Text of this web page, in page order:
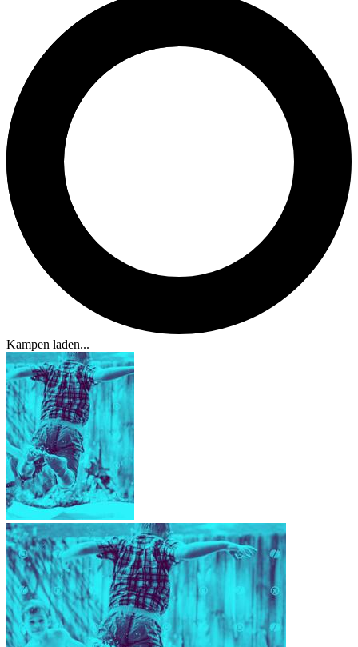
Kampen laden...